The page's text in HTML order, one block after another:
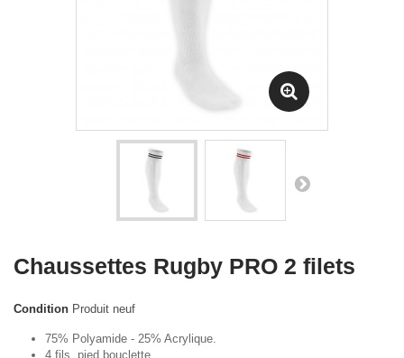
Chaussettes Rugby PRO 2 filets
Condition Produit neuf
75% Polyamide - 25% Acrylique.
4 fils, pied bouclette.